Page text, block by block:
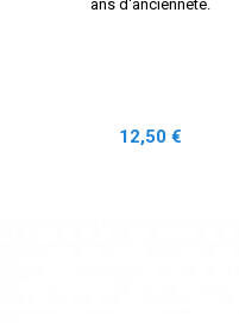
ans d'ancienneté.
Prix
12,50 €